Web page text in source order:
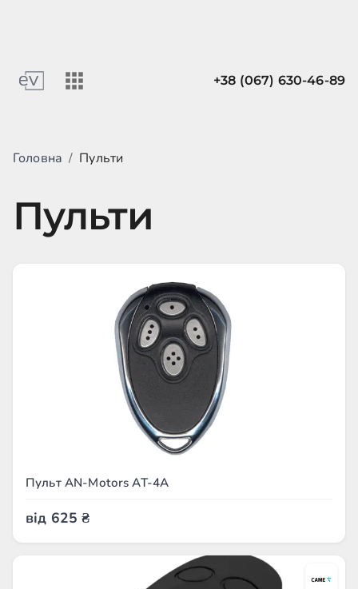
+38 (067) 630-46-89
Головна / Пульти
Пульти
Пульт AN-Motors AT-4A
від 625 ₴